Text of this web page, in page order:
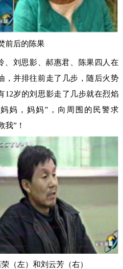
前后的陈果
、刘思影、郝惠君、陈果四人在
，并排往前走了几步，随后火势
12岁的刘思影走了几步就在烈焰
妈，妈妈”，向周围的民警求
我”！
（左）和刘云芳（右）